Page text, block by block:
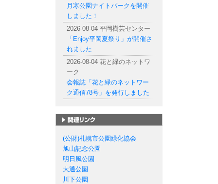
月寒公園ナイトパークを開催
しました！
2026-08-04 平岡樹芸センター
「Enjoy平岡夏祭り」が開催さ
れました
2026-08-04 花と緑のネットワ
ーク
会報誌「花と緑のネットワー
ク通信78号」を発行しました
(公財)札幌市公園緑化協会
旭山記念公園
明日風公園
大通公園
川下公園